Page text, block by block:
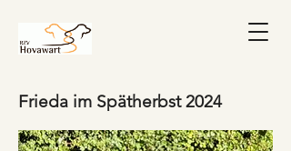
Frieda im Spätherbst 2024